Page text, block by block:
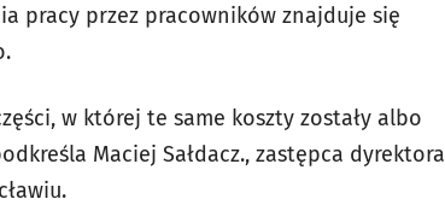
pracy przez pracowników znajduje się
w której te same koszty zostały albo
Maciej Sałdacz., zastępca dyrektora